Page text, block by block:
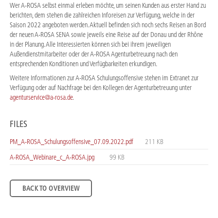
Wer A-ROSA selbst einmal erleben möchte, um seinen Kunden aus erster Hand zu
berichten, dem stehen die zahlreichen Inforeisen zur Verfügung, welche in der
Saison 2022 angeboten werden. Aktuell befinden sich noch sechs Reisen an Bord
der neuen A-ROSA SENA sowie jeweils eine Reise auf der Donau und der Rhône
in der Planung. Alle Interessierten können sich bei ihrem jeweiligen
Außendienstmitarbeiter oder der A-ROSA Agenturbetreuung nach den
entsprechenden Konditionen und Verfügbarkeiten erkundigen.
Weitere Informationen zur A-ROSA Schulungsoffensive stehen im Extranet zur
Verfügung oder auf Nachfrage bei den Kollegen der Agenturbetreuung unter
agenturservice@a-rosa.de.
FILES
PM_A-ROSA_Schulungsoffensive_07.09.2022.pdf
211 KB
A-ROSA_Webinare_c_A-ROSA.jpg
99 KB
BACK TO OVERVIEW